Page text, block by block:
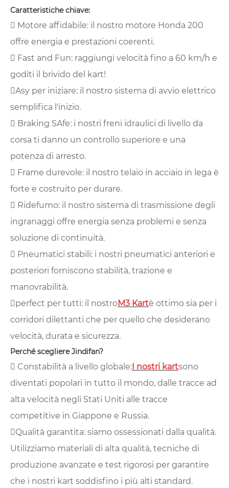
Caratteristiche chiave:
 Motore affidabile: il nostro motore Honda 200
offre energia e prestazioni coerenti.
 Fast and Fun: raggiungi velocità fino a 60 km/h e
goditi il ​​brivido del kart!
Asy per iniziare: il nostro sistema di avvio elettrico
semplifica l'inizio.
 Braking SAfe: i nostri freni idraulici di livello da
corsa ti danno un controllo superiore e una
potenza di arresto.
 Frame durevole: il nostro telaio in acciaio in lega è
forte e costruito per durare.
 Ridefumo: il nostro sistema di trasmissione degli
ingranaggi offre energia senza problemi e senza
soluzione di continuità.
 Pneumatici stabili: i nostri pneumatici anteriori e
posteriori forniscono stabilità, trazione e
manovrabilità.
perfect per tutti: il nostroM3 Kartè ottimo sia per i
corridori dilettanti che per quello che desiderano
velocità, durata e sicurezza.
Perché scegliere Jindifan?
 Constabilità a livello globale:I nostri kartsono
diventati popolari in tutto il mondo, dalle tracce ad
alta velocità negli Stati Uniti alle tracce
competitive in Giappone e Russia.
Qualità garantita: siamo ossessionati dalla qualità.
Utilizziamo materiali di alta qualità, tecniche di
produzione avanzate e test rigorosi per garantire
che i nostri kart soddisfino i più alti standard.